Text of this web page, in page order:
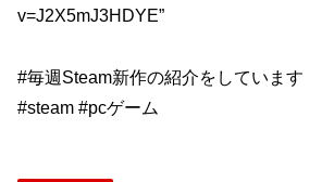
v=J2X5mJ3HDYE”
#毎週Steam新作の紹介をしています
#steam #pcゲーム